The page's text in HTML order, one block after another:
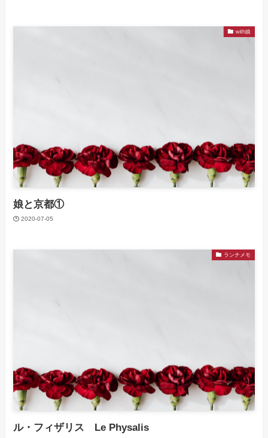
with娘
娘と京都①
2020-07-05
ランチメモ
ル・フィザリス Le Physalis